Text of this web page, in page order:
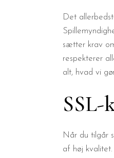
Det
sætter krav
respekterer
alt, hvad vi
Når du tilgår
af høj